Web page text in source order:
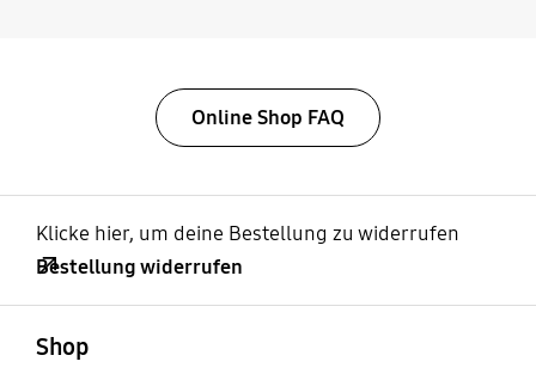
Online Shop FAQ
Klicke hier, um deine Bestellung zu widerrufen
Bestellung widerrufen
Shop